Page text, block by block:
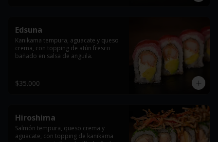
Edsuna
Kanikama tempura, aguacate y queso
crema, con topping de atún fresco
bañado en salsa de anguila.
$35.000
Hiroshima
Salmón tempura, queso crema y
aguacate, con topping de kanikama